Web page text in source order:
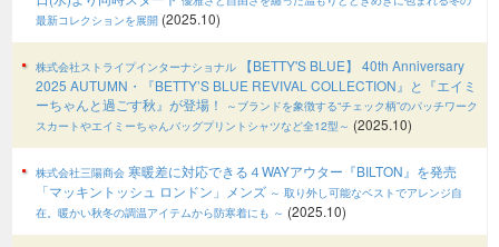
最新コレクションを展開 (2025.10)
株式会社ストライプインターナショナル 【BETTY'S BLUE】 40th Anniversary
2025 AUTUMN・『BETTY’S BLUE REVIVAL COLLECTION』と『エイミ
ーちゃんと過ごす秋』が登場！
～ブランドを象徴する“チェック柄”のパッチワーク
スカートやエイミーちゃんバッグプリントシャツなど全12型～ (2025.10)
株式会社三陽商会 寒暖差に対応できる４WAYアウター『BILTON』を発売
「マッキントッシュ ロンドン」メンズ ～ 取り外し可能なベストでアレンジ自
在。暖かい秋冬の調温アイテムから防寒着にも ～ (2025.10)